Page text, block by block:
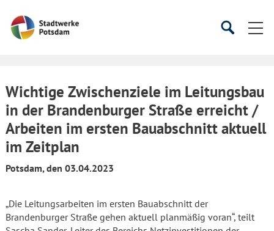
Startseite
SucheSuche
Wichtige Zwischenziele im Leitungsbau
in der Brandenburger Straße erreicht /
Arbeiten im ersten Bauabschnitt aktuell
im Zeitplan
Potsdam, den 03.04.2023
„Die Leitungsarbeiten im ersten Bauabschnitt der
Brandenburger Straße gehen aktuell planmäßig voran“, teilt